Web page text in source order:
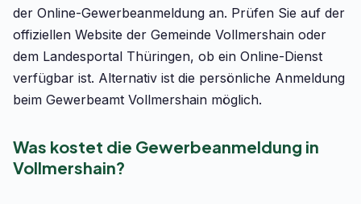
der Online-Gewerbeanmeldung an. Prüfen Sie auf der
offiziellen Website der Gemeinde Vollmershain oder
dem Landesportal Thüringen, ob ein Online-Dienst
verfügbar ist. Alternativ ist die persönliche Anmeldung
beim Gewerbeamt Vollmershain möglich.
Was kostet die Gewerbeanmeldung in
Vollmershain?